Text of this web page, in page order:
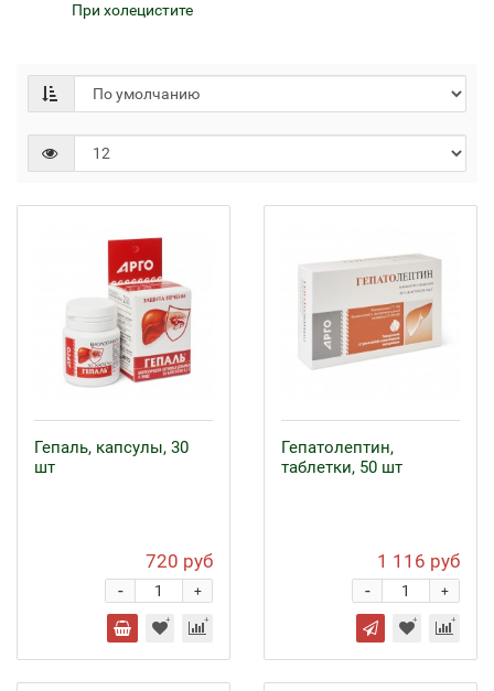
При холецистите
Гепаль, капсулы, 30
шт
720 руб
+
-
Гепатолептин,
таблетки, 50 шт
1 116 руб
+
-